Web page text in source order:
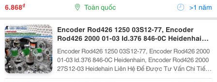
6.868₫ Toàn quốc >1 năm
Encoder Rod426 1250 03S12-77, Encoder
Rod426 2000 01-03 Id.376 846-0C Heidenhain,
Encoder Rod426 2000 27S12-03 Heidehain
Encoder Rod426 1250 03S12-77, Encoder Rod426 2000
01-03 Id.376 846-0C Heidenhain, Encoder Rod426 2000
27S12-03 Heidehain Liên Hệ Để Được Tư Vấn Chi Tiết
Và Đặt Hàng : Zalo/Call : Mr Trung 0935046381 Mail: